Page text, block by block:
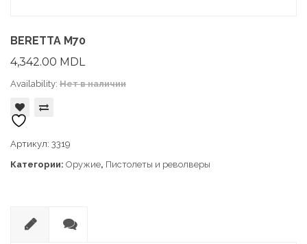
BERETTA M70
4,342.00 MDL
Availability: Нет в наличии
Артикул: 3319
Категории: Оружие, Пистолеты и револверы